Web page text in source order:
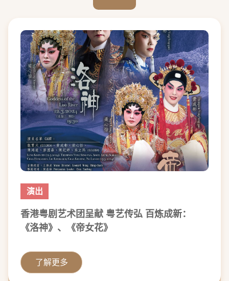
演出
香港粤剧艺术团呈献 粤艺传弘 百炼成新：
《洛神》、《帝女花》
了解更多